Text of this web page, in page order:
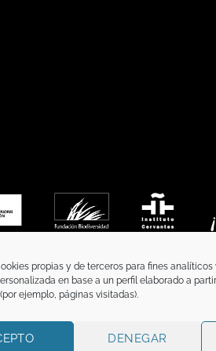
propias y de terceros para fines
en base a un perfil elaborado a
ejemplo, páginas visitadas).
DENEGAR